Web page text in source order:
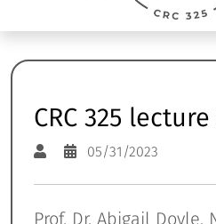
CRC 325
05/31/2023
Prof. Dr. Abigail Doyle,